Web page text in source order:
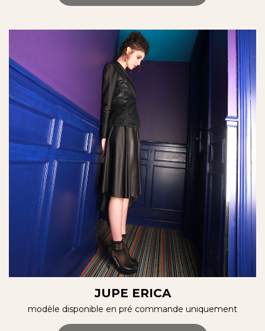
JUPE ERICA
modèle disponible en pré commande uniquement